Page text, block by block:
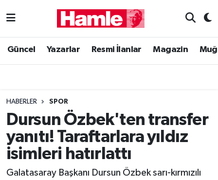
Güncel Yazarlar Resmi İlanlar Magazin
HABERLER SPOR
Dursun Özbek'ten transfer
yanıtı! Taraftarlara yıldız
isimleri hatırlattı
Galatasaray Başkanı Dursun Özbek sarı-kırmızılı
Güncel
Muğla Haber
Siyaset
Muğla Nöbetçi Eczaneler
Muğla Trafik Yoğunluk Haritası
Süper Lig Puan Durumu ve Fikstür
Tüm Manşetler